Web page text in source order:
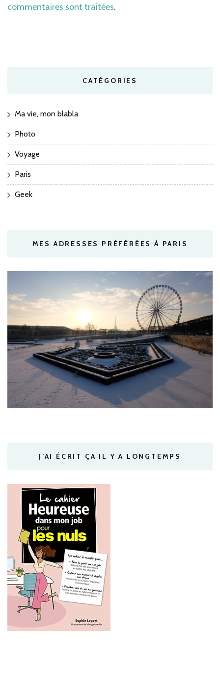
commentaires sont traitées.
CATÉGORIES
Ma vie, mon blabla
Photo
Voyage
Paris
Geek
MES ADRESSES PRÉFÉRÉES À PARIS
J’AI ÉCRIT ÇA IL Y A LONGTEMPS